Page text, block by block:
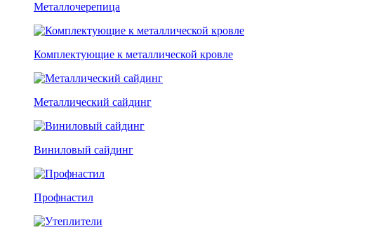
Металлочерепица
Комплектующие к металлической кровле
Металлический сайдинг
Виниловый сайдинг
Профнастил